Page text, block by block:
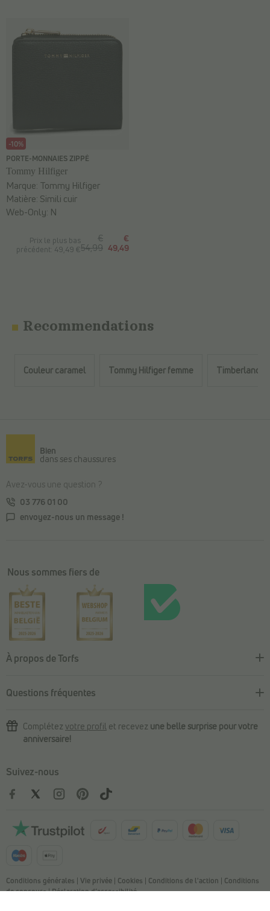
-10%
PORTE-MONNAIES ZIPPÉ
Tommy Hilfiger
Prix le plus bas
précédent: 49,49 €
€
54,99
€
49,49
Marque: Tommy Hilfiger
Matière: Simili cuir
Web-Only: N
Recommendations
Couleur caramel Tommy Hilfiger femme Timberland
Bien
dans ses chaussures
Avez-vous une question ?
03 776 01 00
envoyez-nous un message !
Nous sommes fiers de
À propos de Torfs
Questions fréquentes
Complétez votre profil et recevez une belle surprise pour votre
anniversaire!
Suivez-nous
Conditions générales | Vie privée | Cookies | Conditions de l'action | Conditions
de concours|Déclaration d’accessibilité